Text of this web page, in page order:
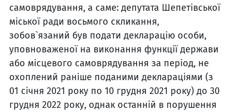
самоврядування, а саме: депутата Шепетівської
міської ради восьмого скликання,
зобов`язаний був подати декларацію особи,
уповноваженої на виконання функції держави
або місцевого самоврядування за період, не
охоплений раніше поданими деклараціями (з
01 січня 2021 року по 10 грудня 2021 року) до 30
грудня 2022 року, однак останній в порушення